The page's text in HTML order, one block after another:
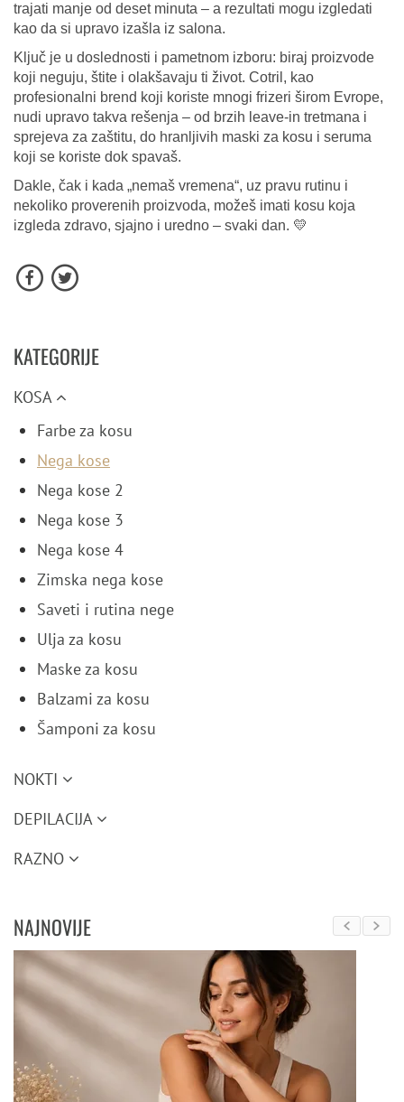
trajati manje od deset minuta – a rezultati mogu izgledati
kao da si upravo izašla iz salona.
Ključ je u doslednosti i pametnom izboru: biraj proizvode
koji neguju, štite i olakšavaju ti život. Cotril, kao
profesionalni brend koji koriste mnogi frizeri širom Evrope,
nudi upravo takva rešenja – od brzih leave-in tretmana i
sprejeva za zaštitu, do hranljivih maski za kosu i seruma
koji se koriste dok spavaš.
Dakle, čak i kada „nemaš vremena“, uz pravu rutinu i
nekoliko proverenih proizvoda, možeš imati kosu koja
izgleda zdravo, sjajno i uredno – svaki dan. 💛
KATEGORIJE
KOSA
Farbe za kosu
Nega kose
Nega kose 2
Nega kose 3
Nega kose 4
Zimska nega kose
Saveti i rutina nege
Ulja za kosu
Maske za kosu
Balzami za kosu
Šamponi za kosu
NOKTI
DEPILACIJA
RAZNO
NAJNOVIJE